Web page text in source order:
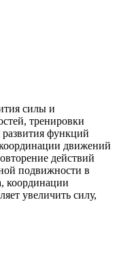
силы и
тренировки
функций
движений
действий
подвижности в
координации
увеличить силу,